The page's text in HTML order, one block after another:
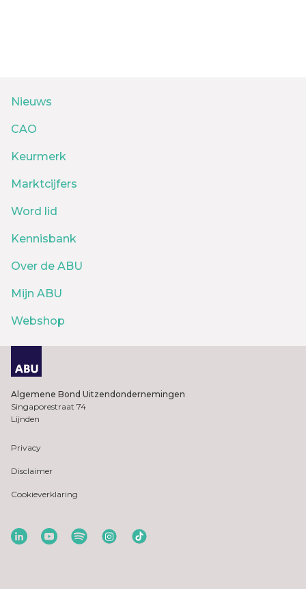
Nieuws
CAO
Keurmerk
Marktcijfers
Word lid
Kennisbank
Over de ABU
Mijn ABU
Webshop
Algemene Bond Uitzendondernemingen
Singaporestraat 74
Lijnden
Privacy
Disclaimer
Cookieverklaring